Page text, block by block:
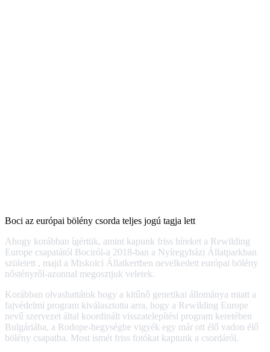
Boci az európai bölény csorda teljes jogú tagja lett
Ahogy korábban ígértük, amint kapunk friss híreket a Rewilding
Europe csapatától Bociról-a 2018-ban a Nyíregyházi Állatparkban
született , majd a Miskolci Állatkertben nevelkedett európai bölény
nőstényről-azonnal megosztjuk veletek.
Korábban olvashattátok hogy a kitűnő genetikai állománya miatt a
fajvédelmi program kiválasztotta arra, hogy a Rewilding Europe
nevű szervezet által koordinált visszatelepítési program keretében
Bulgáriába, a Rodope-hegységbe vigyék egy már ott élő vadon élő
bölény csapatba. Most ismét friss fotókat kaptunk a csordáról.